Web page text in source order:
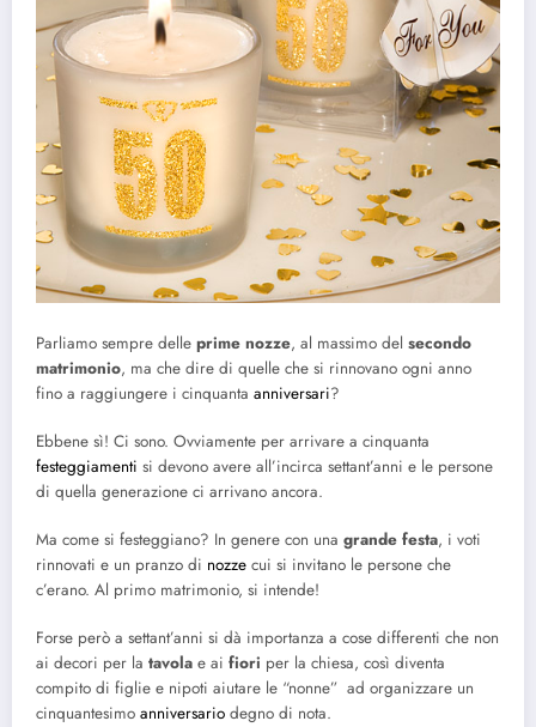
Parliamo sempre delle prime nozze, al massimo del secondo
matrimonio, ma che dire di quelle che si rinnovano ogni anno
fino a raggiungere i cinquanta anniversari?
Ebbene sì! Ci sono. Ovviamente per arrivare a cinquanta
festeggiamenti si devono avere all’incirca settant’anni e le persone
di quella generazione ci arrivano ancora.
Ma come si festeggiano? In genere con una grande festa, i voti
rinnovati e un pranzo di nozze cui si invitano le persone che
c’erano. Al primo matrimonio, si intende!
Forse però a settant’anni si dà importanza a cose differenti che non
ai decori per la tavola e ai fiori per la chiesa, così diventa
compito di figlie e nipoti aiutare le “nonne” ad organizzare un
cinquantesimo anniversario degno di nota.